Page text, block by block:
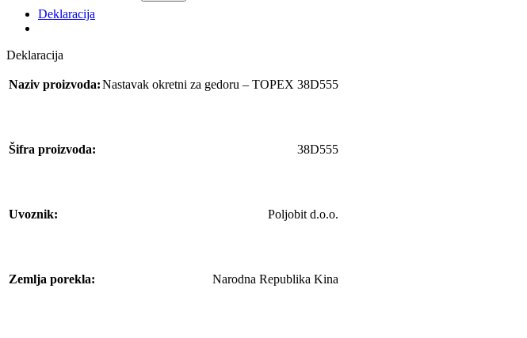
Deklaracija
Deklaracija
Naziv proizvoda:Nastavak okretni za gedoru – TOPEX 38D555
Šifra proizvoda: 38D555
Uvoznik: Poljobit d.o.o.
Zemlja porekla: Narodna Republika Kina